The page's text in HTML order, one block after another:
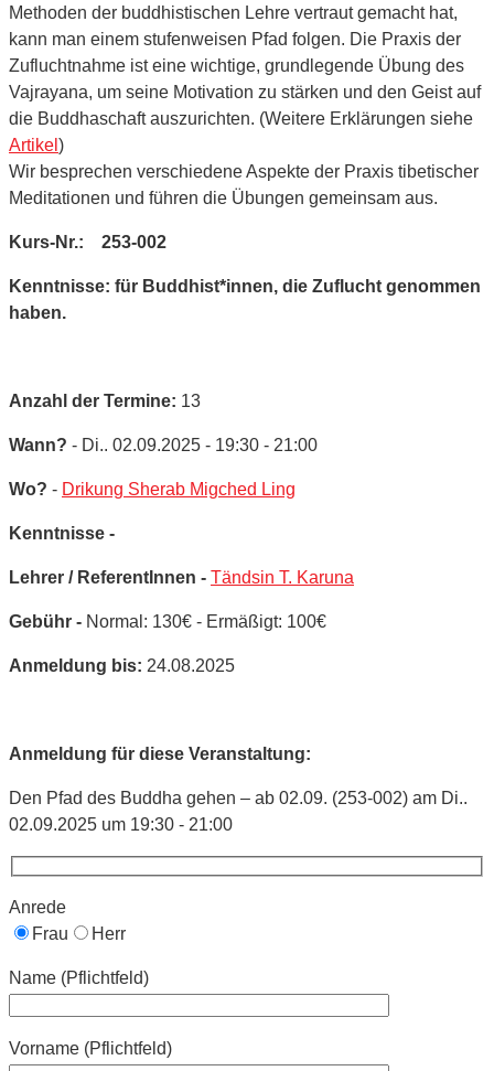
Methoden der buddhistischen Lehre vertraut gemacht hat,
kann man einem stufenweisen Pfad folgen. Die Praxis der
Zufluchtnahme ist eine wichtige, grundlegende Übung des
Vajrayana, um seine Motivation zu stärken und den Geist auf
die Buddhaschaft auszurichten. (Weitere Erklärungen siehe
Artikel )
Wir besprechen verschiedene Aspekte der Praxis tibetischer
Meditationen und führen die Übungen gemeinsam aus.
Kurs-Nr.: 253-002
Kenntnisse: für Buddhist*innen, die Zuflucht genommen
haben.
Anzahl der Termine: 13
Wann? - Di.. 02.09.2025 - 19:30 - 21:00
Wo? - Drikung Sherab Migched Ling
Kenntnisse -
Lehrer / ReferentInnen - Tändsin T. Karuna
Gebühr - Normal: 130€ - Ermäßigt: 100€
Anmeldung bis: 24.08.2025
Anmeldung für diese Veranstaltung:
Den Pfad des Buddha gehen – ab 02.09. (253-002) am Di..
02.09.2025 um 19:30 - 21:00
Anrede
Frau
Herr
Name (Pflichtfeld)
Vorname (Pflichtfeld)